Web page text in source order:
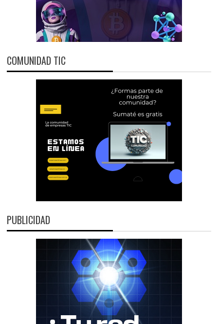
COMUNIDAD TIC
PUBLICIDAD